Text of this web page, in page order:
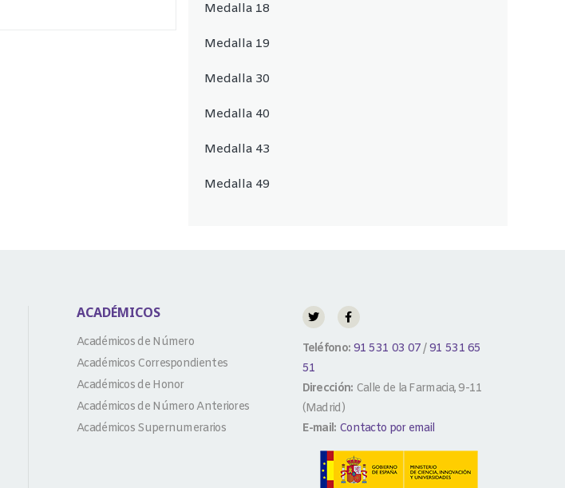
Medalla 18
Medalla 19
Medalla 30
Medalla 40
Medalla 43
Medalla 49
ACADÉMICOS
Académicos de Número
Académicos Correspondientes
Académicos de Honor
Académicos de Número Anteriores
Académicos Supernumerarios
Teléfono: 91 531 03 07/91 531 65
51
Dirección: Calle de la Farmacia, 9-11
(Madrid)
E-mail: Contacto por email